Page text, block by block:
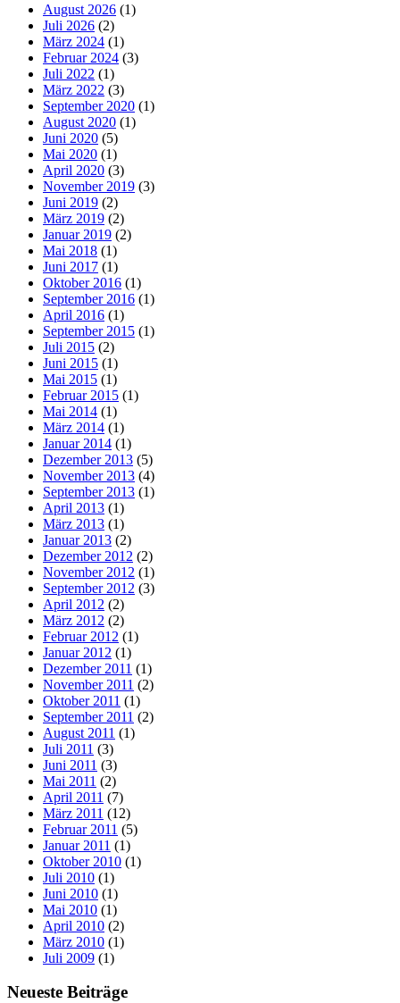
August 2026 (1)
Juli 2026 (2)
März 2024 (1)
Februar 2024 (3)
Juli 2022 (1)
März 2022 (3)
September 2020 (1)
August 2020 (1)
Juni 2020 (5)
Mai 2020 (1)
April 2020 (3)
November 2019 (3)
Juni 2019 (2)
März 2019 (2)
Januar 2019 (2)
Mai 2018 (1)
Juni 2017 (1)
Oktober 2016 (1)
September 2016 (1)
April 2016 (1)
September 2015 (1)
Juli 2015 (2)
Juni 2015 (1)
Mai 2015 (1)
Februar 2015 (1)
Mai 2014 (1)
März 2014 (1)
Januar 2014 (1)
Dezember 2013 (5)
November 2013 (4)
September 2013 (1)
April 2013 (1)
März 2013 (1)
Januar 2013 (2)
Dezember 2012 (2)
November 2012 (1)
September 2012 (3)
April 2012 (2)
März 2012 (2)
Februar 2012 (1)
Januar 2012 (1)
Dezember 2011 (1)
November 2011 (2)
Oktober 2011 (1)
September 2011 (2)
August 2011 (1)
Juli 2011 (3)
Juni 2011 (3)
Mai 2011 (2)
April 2011 (7)
März 2011 (12)
Februar 2011 (5)
Januar 2011 (1)
Oktober 2010 (1)
Juli 2010 (1)
Juni 2010 (1)
Mai 2010 (1)
April 2010 (2)
März 2010 (1)
Juli 2009 (1)
Neueste Beiträge